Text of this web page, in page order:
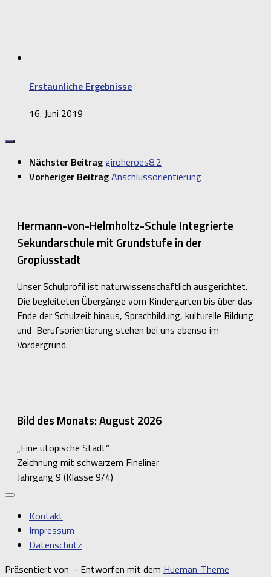
Erstaunliche Ergebnisse
16. Juni 2019
Nächster Beitraggiroheroes8.2
Vorheriger BeitragAnschlussorientierung
Hermann-von-Helmholtz-Schule Integrierte
Sekundarschule mit Grundstufe in der
Gropiusstadt
Unser Schulprofil ist naturwissenschaftlich ausgerichtet.
Die begleiteten Übergänge vom Kindergarten bis über das
Ende der Schulzeit hinaus, Sprachbildung, kulturelle Bildung
und Berufsorientierung stehen bei uns ebenso im
Vordergrund.
Bild des Monats: August 2026
„Eine utopische Stadt“
Zeichnung mit schwarzem Fineliner
Jahrgang 9 (Klasse 9/4)
Kontakt
Impressum
Datenschutz
Präsentiert von - Entworfen mit dem Hueman-Theme